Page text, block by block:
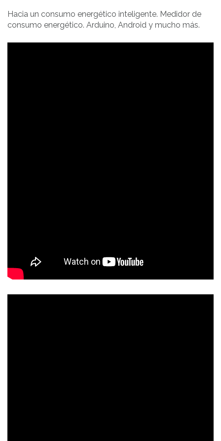
Hacia un consumo energético inteligente. Medidor de
consumo energético. Arduino, Android y mucho más.